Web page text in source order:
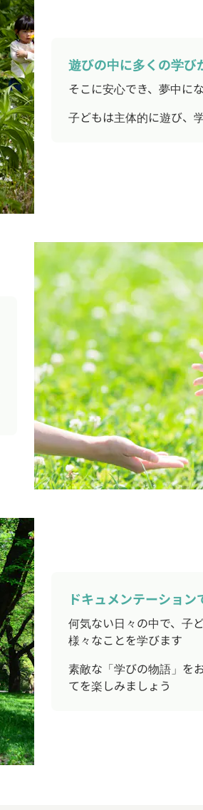
遊びの中に多くの学び
そこに安心でき、夢中に
子どもは主体的に遊び、
ドキュメンテーション
何気ない日々の中で、子
様々なことを学びます
素敵な「学びの物語」を
てを楽しみましょう